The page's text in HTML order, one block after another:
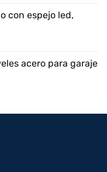
con espejo led,
acero para garaje